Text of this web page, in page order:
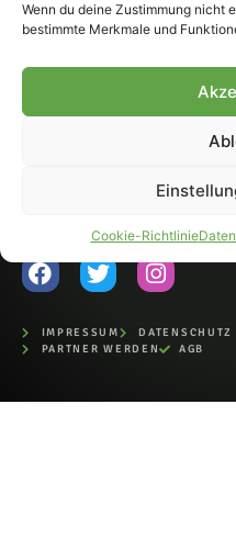
Wenn du deine Zustimmung nicht
bestimmte Merkmale und
Cookie-Richtlinie
© 2007-2026 Fohlen-
– Alle rechte vorbehalten.
Fohlen-Hautnah.de ist ein
offiziell eingetragenes Magazin
bei der Deutschen
Nationalbibliothek (ISSN 1868-
auszugsweise, nur mit
IMPRESSUM
DATENSCHUTZ
PARTNER WERDEN
AGB